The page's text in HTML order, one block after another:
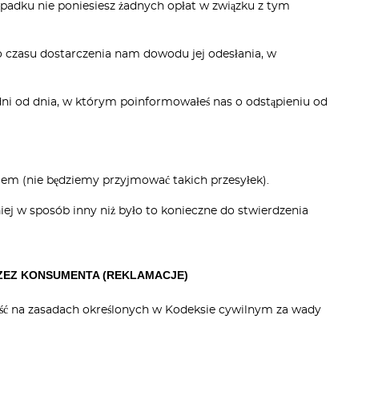
nie poniesiesz żadnych opłat w związku z tym
dostarczenia nam dowodu jej odesłania, w
od dnia, w którym poinformowałeś nas o odstąpieniu od
(nie będziemy przyjmować takich przesyłek).
w sposób inny niż było to konieczne do stwierdzenia
KONSUMENTA (REKLAMACJE)
na zasadach określonych w Kodeksie cywilnym za wady